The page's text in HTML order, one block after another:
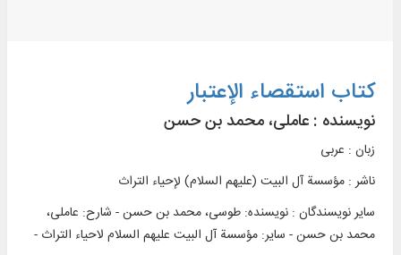
کتاب استقصاء الإعتبار
نویسنده : عاملی، محمد بن حسن
زبان : عربی
ناشر : مؤسسة آل البیت (علیهم السلام) لإحیاء التراث
سایر نویسندگان : نویسنده: طوسی، محمد بن حسن - شارح: عاملی،
محمد بن حسن - سایر: مؤسسة آل البیت علیهم السلام لاحیاء التراث -